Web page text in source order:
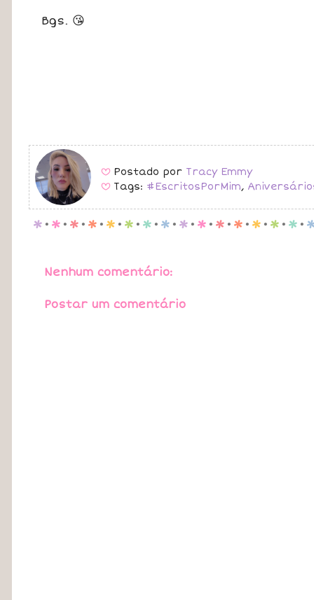
Bgs. 😘
B Postado por Tracy Emmy
B Tags: #EscritosPorMim,
p . p . p . p . p . p . p . p . p . p . p . p . p . p . p .
Nenhum comentário:
Postar um comentário